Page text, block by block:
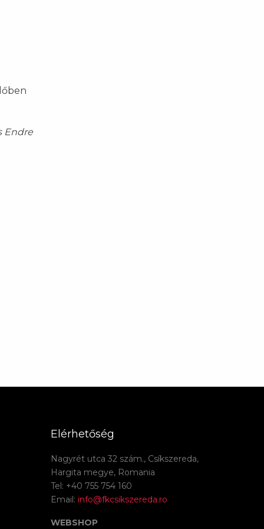
Endre
Elérhetőség
Nagyrét utca 32 szám., Csíkszereda,
Hargita megye, Romania
Tel: +40 755 754 160
Email: info@fkcsikszereda.ro
WEBSHOP